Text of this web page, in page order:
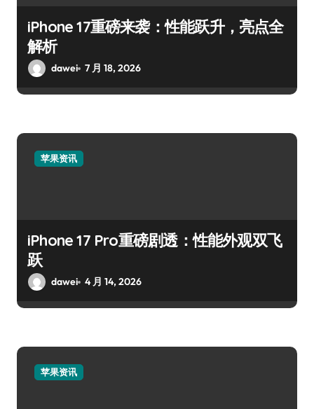
iPhone 17重磅来袭：性能跃升，亮点全
解析
dawei 7 月 18, 2026
苹果资讯
iPhone 17 Pro重磅剧透：性能外观双飞
跃
dawei 4 月 14, 2026
苹果资讯